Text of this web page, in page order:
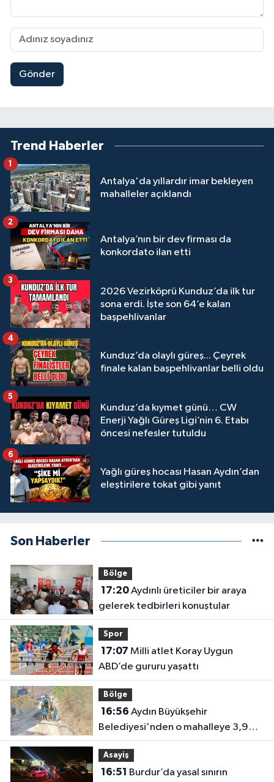
Gönder
Trend Haberler
Antalya'da yıllardır imar bekleyen
mahalleler açıklandı
1
Antalya’nın bir dev firması da
konkordato ilan etti
2
2026 Vezirköprü Kunduz’da ilk tur
sona erdi. İşte son 64’e kalan
başpehlivanlar
3
Kunduz’da olaylı güreş... Çeyrek
finale kalan başpehlivanlar belli oldu
4
Kunduz’da kıymet günü… CW
Enerji Yağlı Güreş Ligi’nin 6. Etabı
öncesi nefesler tutuldu
5
Yağlı güreş hocası Hasan Aydın’dan
eleştirilere tokat gibi yanıt
6
Son Haberler
Bölge
17:20Aydınlı üreticiler bir araya
gelerek tedbirleri konuştular
Spor
17:07
ABD’de gururu yaşattı
Bölge
16:56
Belediyesi'nden o mahalleye 3,9
milyon TL’lik yatırım
Asayiş
16:51